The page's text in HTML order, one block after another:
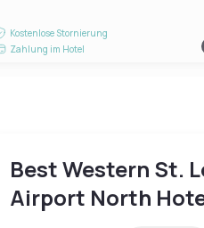
Kostenlose Stornierung
Zahlung im Hotel
Best Western St.
Airport North